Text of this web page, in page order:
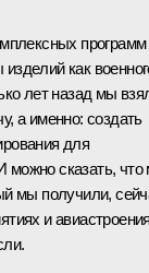
программ
как
лет назад мы
а именно: создать
для
сказать,
мы получили,
и